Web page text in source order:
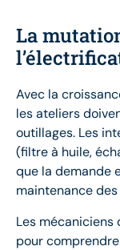
La
Avec la
les ateliers
outillages. Les
(filtre à huile,
que la demande
maintenance
Les mécaniciens
pour